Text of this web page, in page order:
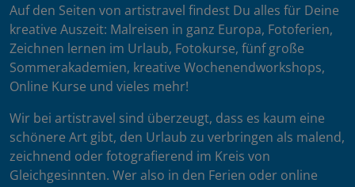
Auf den Seiten von artistravel findest Du alles für Deine
kreative Auszeit: Malreisen in ganz Europa, Fotoferien,
Zeichnen lernen im Urlaub, Fotokurse, fünf große
Sommerakademien, kreative Wochenendworkshops,
Online Kurse und vieles mehr!
Wir bei artistravel sind überzeugt, dass es kaum eine
schönere Art gibt, den Urlaub zu verbringen als malend,
zeichnend oder fotografierend im Kreis von
Gleichgesinnten. Wer also in den Ferien oder online